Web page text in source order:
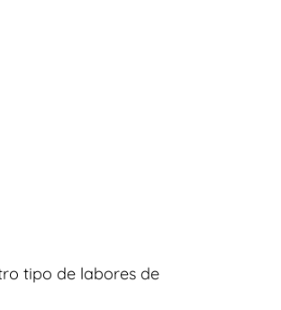
tipo de labores de